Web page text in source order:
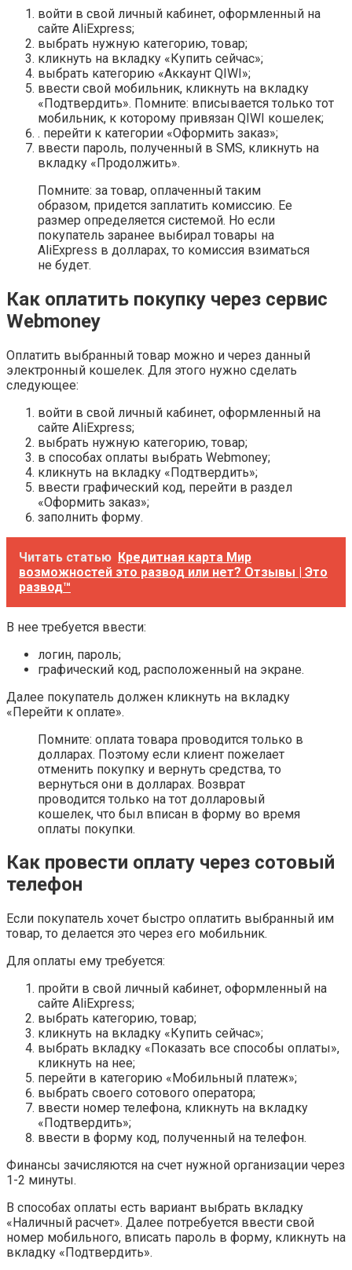
войти в свой личный кабинет, оформленный на
сайте AliExpress;
выбрать нужную категорию, товар;
кликнуть на вкладку «Купить сейчас»;
выбрать категорию «Аккаунт QIWI»;
ввести свой мобильник, кликнуть на вкладку
«Подтвердить». Помните: вписывается только тот
мобильник, к которому привязан QIWI кошелек;
. перейти к категории «Оформить заказ»;
ввести пароль, полученный в SMS, кликнуть на
вкладку «Продолжить».
Помните: за товар, оплаченный таким
образом, придется заплатить комиссию. Ее
размер определяется системой. Но если
покупатель заранее выбирал товары на
AliExpress в долларах, то комиссия взиматься
не будет.
Как оплатить покупку через сервис
Webmoney
Оплатить выбранный товар можно и через данный
электронный кошелек. Для этого нужно сделать
следующее:
войти в свой личный кабинет, оформленный на
сайте AliExpress;
выбрать нужную категорию, товар;
в способах оплаты выбрать Webmoney;
кликнуть на вкладку «Подтвердить»;
ввести графический код, перейти в раздел
«Оформить заказ»;
заполнить форму.
Читать статью Кредитная карта Мир
возможностей это развод или нет? Отзывы | Это
развод™
В нее требуется ввести:
логин, пароль;
графический код, расположенный на экране.
Далее покупатель должен кликнуть на вкладку
«Перейти к оплате».
Помните: оплата товара проводится только в
долларах. Поэтому если клиент пожелает
отменить покупку и вернуть средства, то
вернуться они в долларах. Возврат
проводится только на тот долларовый
кошелек, что был вписан в форму во время
оплаты покупки.
Как провести оплату через сотовый
телефон
Если покупатель хочет быстро оплатить выбранный им
товар, то делается это через его мобильник.
Для оплаты ему требуется:
пройти в свой личный кабинет, оформленный на
сайте AliExpress;
выбрать категорию, товар;
кликнуть на вкладку «Купить сейчас»;
выбрать вкладку «Показать все способы оплаты»,
кликнуть на нее;
перейти в категорию «Мобильный платеж»;
выбрать своего сотового оператора;
ввести номер телефона, кликнуть на вкладку
«Подтвердить»;
ввести в форму код, полученный на телефон.
Финансы зачисляются на счет нужной организации через
1-2 минуты.
В способах оплаты есть вариант выбрать вкладку
«Наличный расчет». Далее потребуется ввести свой
номер мобильного, вписать пароль в форму, кликнуть на
вкладку «Подтвердить».